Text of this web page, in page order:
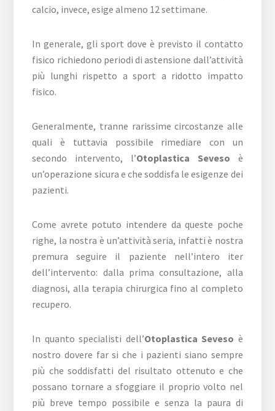
calcio, invece, esige almeno 12 settimane.
In generale, gli sport dove è previsto il contatto
fisico richiedono periodi di astensione dall’attività
più lunghi rispetto a sport a ridotto impatto
fisico.
Generalmente, tranne rarissime circostanze alle
quali è tuttavia possibile rimediare con un
secondo intervento, l’Otoplastica Seveso è
un’operazione sicura e che soddisfa le esigenze dei
pazienti.
Come avrete potuto intendere da queste poche
righe, la nostra è un’attività seria, infatti è nostra
premura seguire il paziente nell’intero iter
dell’intervento: dalla prima consultazione, alla
diagnosi, alla terapia chirurgica fino al completo
recupero.
In quanto specialisti dell’Otoplastica Seveso è
nostro dovere far si che i pazienti siano sempre
più che soddisfatti del risultato ottenuto e che
possano tornare a sfoggiare il proprio volto nel
più breve tempo possibile e senza la paura di